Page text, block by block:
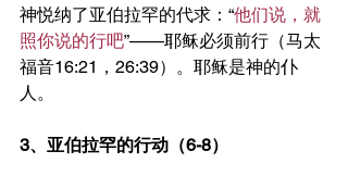
神悦纳了亚伯拉罕的代求：“他们说，就
照你说的行吧”——耶稣必须前行（马太
福音16:21，26:39）。耶稣是神的仆
人。
3、亚伯拉罕的行动（6-8）